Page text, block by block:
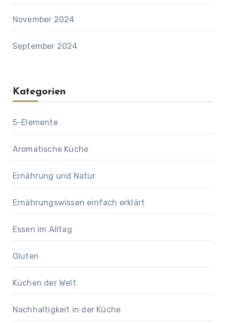
November 2024
September 2024
Kategorien
5-Elemente
Aromatische Küche
Ernährung und Natur
Ernährungswissen einfach erklärt
Essen im Alltag
Gluten
Küchen der Welt
Nachhaltigkeit in der Küche